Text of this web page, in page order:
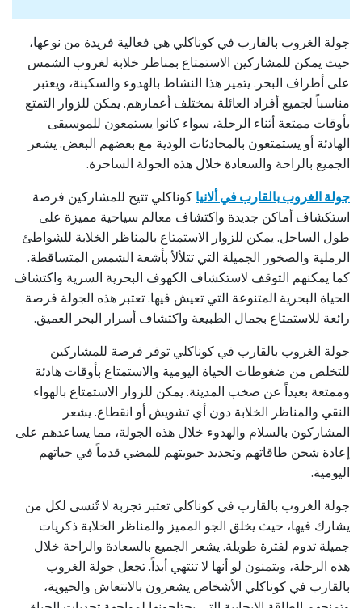
جولة الغروب بالقارب في كوناكلي هي فعالية فريدة من نوعها،
حيث يمكن للمشاركين الاستمتاع بمناظر خلابة لغروب الشمس
على أطراف البحر. يتميز هذا النشاط بالهدوء والسكينة، ويعتبر
مناسباً لجميع أفراد العائلة بمختلف أعمارهم. يمكن للزوار التمتع
بأوقات ممتعة أثناء الرحلة، سواء كانوا يستمعون للموسيقى
الهادئة أو يستمتعون بالمحادثات الودية مع بعضهم البعض. يشعر
الجميع بالراحة والسعادة خلال هذه الجولة الساحرة.
جولة الغروب بالقارب في ألانيا كوناكلي تتيح للمشاركين فرصة
استكشاف أماكن جديدة واكتشاف معالم سياحية مميزة على
طول الساحل. يمكن للزوار الاستمتاع بالمناظر الخلابة للشواطئ
الرملية والصخور الجميلة التي تتلألأ بأشعة الشمس المتساقطة.
كما يمكنهم التوقف لاستكشاف الكهوف البحرية السرية واكتشاف
الحياة البحرية المتنوعة التي تعيش فيها. تعتبر هذه الجولة فرصة
رائعة للاستمتاع بجمال الطبيعة واكتشاف أسرار البحر العميق.
جولة الغروب بالقارب في كوناكلي توفر فرصة للمشاركين
للتخلص من ضغوطات الحياة اليومية والاستمتاع بأوقات هادئة
وممتعة بعيداً عن صخب المدينة. يمكن للزوار الاستمتاع بالهواء
النقي والمناظر الخلابة دون أي تشويش أو انقطاع. يشعر
المشاركون بالسلام والهدوء خلال هذه الجولة، مما يساعدهم على
إعادة شحن طاقاتهم وتجديد حيويتهم للمضي قدماً في حياتهم
اليومية.
جولة الغروب بالقارب في كوناكلي تعتبر تجربة لا تُنسى لكل من
يشارك فيها، حيث يخلق الجو المميز والمناظر الخلابة ذكريات
جميلة تدوم لفترة طويلة. يشعر الجميع بالسعادة والراحة خلال
هذه الرحلة، ويتمنون لو أنها لا تنتهي أبداً. تجعل جولة الغروب
بالقارب في كوناكلي الأشخاص يشعرون بالانتعاش والحيوية،